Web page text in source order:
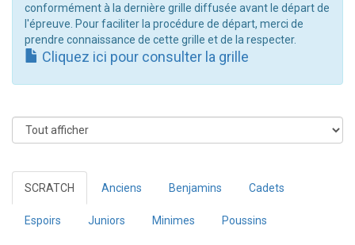
conformément à la dernière grille diffusée avant le départ de
l'épreuve. Pour faciliter la procédure de départ, merci de
prendre connaissance de cette grille et de la respecter.
Cliquez ici pour consulter la grille
SCRATCH Anciens Benjamins Cadets
Espoirs Juniors Minimes Poussins